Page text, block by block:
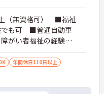
（無資格可） ■福祉
でも可 ■普通自動車
がい者福祉の経験は
2年以上の方、障がい
お持ちの方大歓迎
年間休日110日以上